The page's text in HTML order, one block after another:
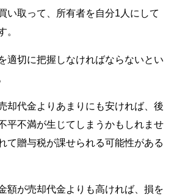
い取って、所有者を自分1人にして
。
適切に把握しなければならないとい
却代金よりあまりにも安ければ、後
平不満が生じてしまうかもしれませ
て贈与税が課せられる可能性がある
額が売却代金よりも高ければ、損を